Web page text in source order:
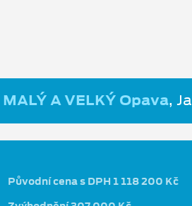
MALÝ A VELKÝ Opava,
Původní cena s DPH 1 118 200 Kč